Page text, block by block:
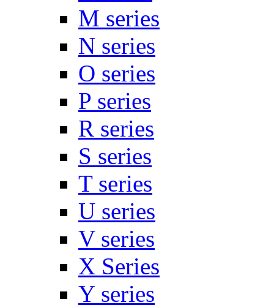
M series
N series
O series
P series
R series
S series
T series
U series
V series
X Series
Y series